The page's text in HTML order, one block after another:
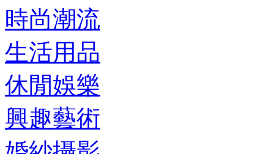
時尚潮流
生活用品
休閒娛樂
興趣藝術